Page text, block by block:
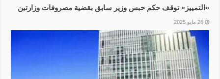
«التمييز» توقف حكم حبس وزير سابق بقضية مصروفات وزارتين
26 مايو 2025